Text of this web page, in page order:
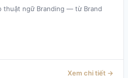
thuật ngữ Branding — từ Brand
Xem chi tiết →